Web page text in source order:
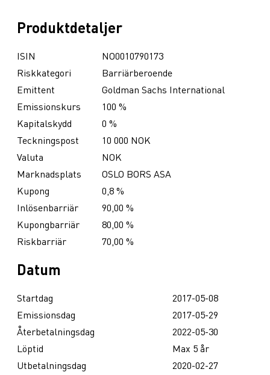
Produktdetaljer
ISIN
NO0010790173
Riskkategori
Barriärberoende
Emittent
Goldman Sachs International
Emissionskurs
100 %
Kapitalskydd
0 %
Teckningspost
10 000 NOK
Valuta
NOK
Marknadsplats
OSLO BORS ASA
Kupong
0,8 %
Inlösenbarriär
90,00 %
Kupongbarriär
80,00 %
Riskbarriär
70,00 %
Datum
Startdag
2017-05-08
Emissionsdag
2017-05-29
Återbetalningsdag
2022-05-30
Löptid
Max 5 år
Utbetalningsdag
2020-02-27